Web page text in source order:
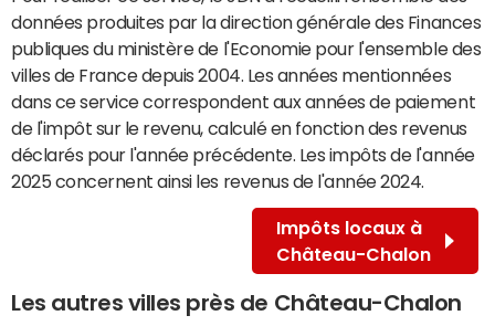
données produites par la direction générale des Finances
publiques du ministère de l'Economie pour l'ensemble des
villes de France depuis 2004. Les années mentionnées
dans ce service correspondent aux années de paiement
de l'impôt sur le revenu, calculé en fonction des revenus
déclarés pour l'année précédente. Les impôts de l'année
2025 concernent ainsi les revenus de l'année 2024.
Impôts locaux à
Château-Chalon
Les autres villes près de Château-Chalon